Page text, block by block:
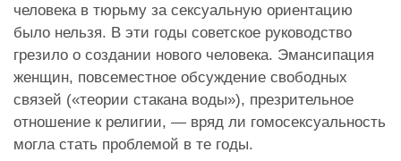
человека в тюрьму за сексуальную ориентацию
было нельзя. В эти годы советское руководство
грезило о создании нового человека. Эмансипация
женщин, повсеместное обсуждение свободных
связей («теории стакана воды»), презрительное
отношение к религии, — вряд ли гомосексуальность
могла стать проблемой в те годы.